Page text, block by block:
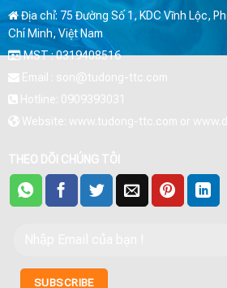
Địa chỉ: 75 Đường Số 1, KDC Vĩnh Lộc,
Chí Minh, Việt Nam
MST : 0319408516
Email : son@tudong-ttc.com
Hotline: 0909393031
Website: www.tudong-ttc.com or
THEO DÕI CHÚNG TÔI